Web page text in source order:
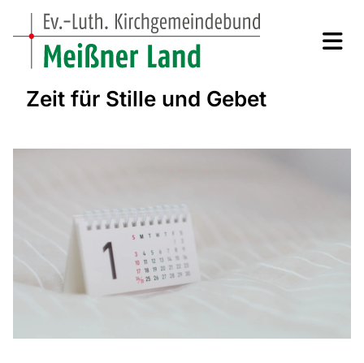
Zeit für Stille und Gebet